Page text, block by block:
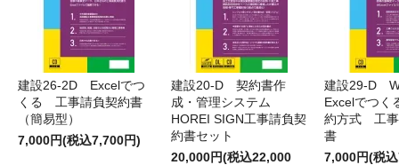
建設26-2D Excelでつ
くる 工事請負契約書
（簡易型）
7,000円(税込7,700円)
建設20-D 契約書作
成・管理システム
HOREI SIGN工事請負契
約書セット
20,000円(税込22,000
建設29-D
Excelでつ
約方式 工事
書
7,000円(税